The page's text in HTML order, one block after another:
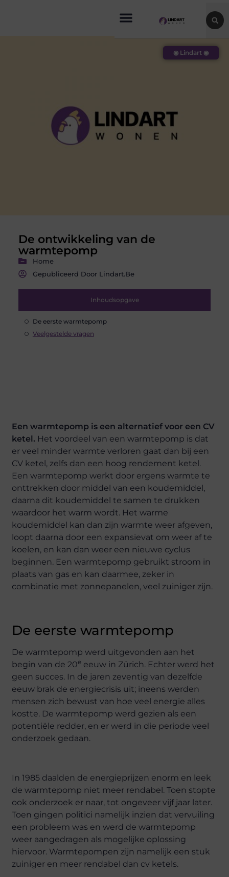
De ontwikkeling van de
warmtepomp
Home
Gepubliceerd Door Lindart.be
Inhoudsopgave
De eerste warmtepomp
Veelgestelde vragen
◉ Lindart ◉
Een warmtepomp is een alternatief voor een CV
ketel. Het voordeel van een warmtepomp is dat
er veel minder warmte verloren gaat dan bij een
CV ketel, zelfs dan een hoog rendement ketel.
Een warmtepomp werkt door ergens warmte te
onttrekken door middel van een koudemiddel,
daarna dit koudemiddel te samen te drukken
waardoor het warm wordt. Het warme
koudemiddel kan dan zijn warmte weer afgeven,
loopt daarna door een expansievat om weer af te
koelen, en kan dan weer een nieuwe cyclus
beginnen. Een warmtepomp gebruikt stroom in
plaats van gas en kan daarmee, zeker in
combinatie met zonnepanelen, veel zuiniger zijn.
De eerste warmtepomp
De warmtepomp werd uitgevonden aan het
begin van de 20e eeuw in Zürich. Echter werd het
geen succes. In de jaren zeventig van dezelfde
eeuw brak de energiecrisis uit; ineens werden
mensen zich bewust van hoe veel energie alles
kostte. De warmtepomp werd gezien als een
potentiële redder, en er werd in die periode veel
onderzoek gedaan.
In 1985 daalden de energieprijzen enorm en leek
de warmtepomp niet meer rendabel. Toen stopte
ook onderzoek er naar, tot ongeveer vijf jaar later.
Toen gingen politici namelijk inzien dat vervuiling
een probleem was en werd de warmtepomp
weer aangedragen als mogelijke oplossing
hiervoor. Warmtepompen zijn namelijk een stuk
zuiniger en meer rendabel dan cv ketels.